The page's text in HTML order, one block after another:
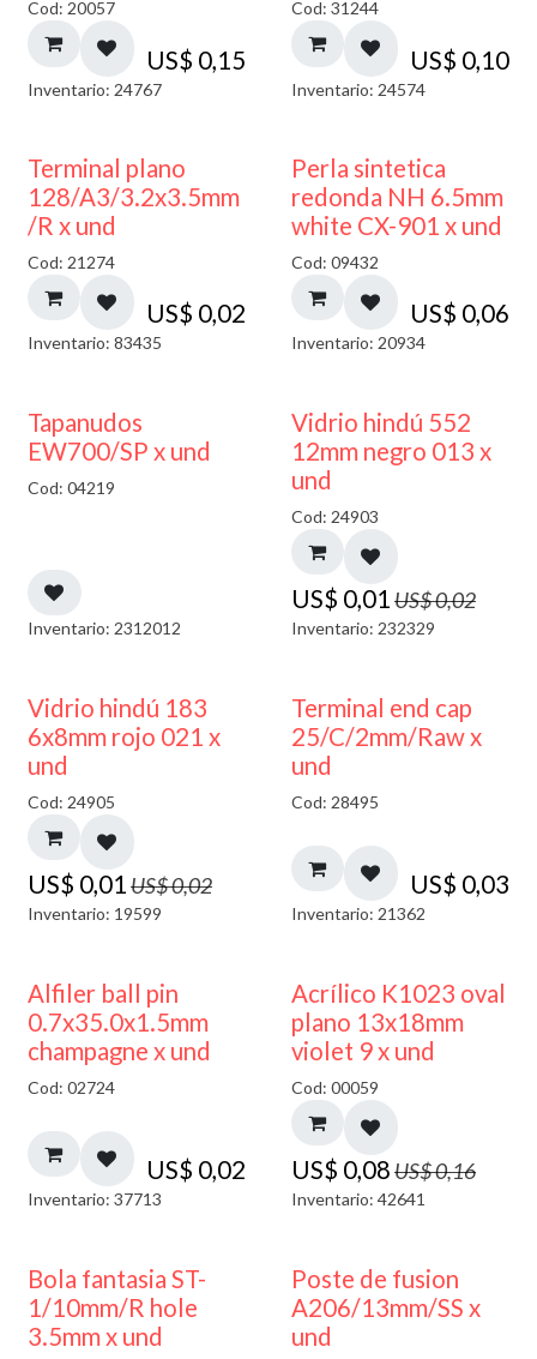
Cod: 20057
US$ 0,15
Inventario: 24767
Cod: 31244
US$ 0,10
Inventario: 24574
Terminal plano
128/A3/3.2x3.5mm
/R x und
Cod: 21274
US$ 0,02
Inventario: 83435
Perla sintetica
redonda NH 6.5mm
white CX-901 x und
Cod: 09432
US$ 0,06
Inventario: 20934
50% DESCUENTO
Tapanudos
EW700/SP x und
Cod: 04219
Inventario: 2312012
40% DESCUENTO
Vidrio hindú 552
12mm negro 013 x
und
Cod: 24903
US$ 0,01US$0,02
Inventario: 232329
40% DESCUENTO
Vidrio hindú 183
6x8mm rojo 021 x
und
Cod: 24905
US$ 0,01US$0,02
Inventario: 19599
Terminal end cap
25/C/2mm/Raw x
und
Cod: 28495
US$ 0,03
Inventario: 21362
Alfiler ball pin
0.7x35.0x1.5mm
champagne x und
Cod: 02724
US$ 0,02
Inventario: 37713
50% DESCUENTO
Acrílico K1023 oval
plano 13x18mm
violet 9 x und
Cod: 00059
US$ 0,08US$0,16
Inventario: 42641
Bola fantasia ST-
1/10mm/R hole
3.5mm x und
Poste de fusion
A206/13mm/SS x
und